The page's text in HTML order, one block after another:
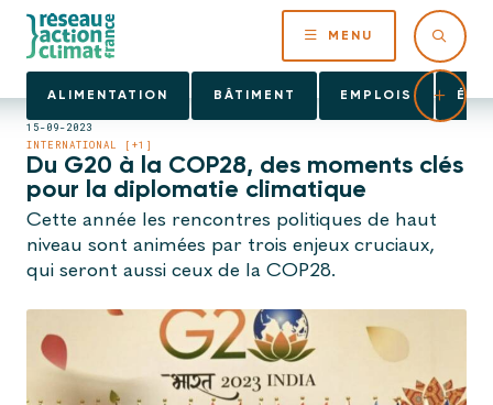
MENU
ALIMENTATION BÂTIMENT EMPLOIS
15-09-2023
INTERNATIONAL [+1]
Du G20 à la COP28, des moments clés
pour la diplomatie climatique
Cette année les rencontres politiques de haut
niveau sont animées par trois enjeux cruciaux,
qui seront aussi ceux de la COP28.